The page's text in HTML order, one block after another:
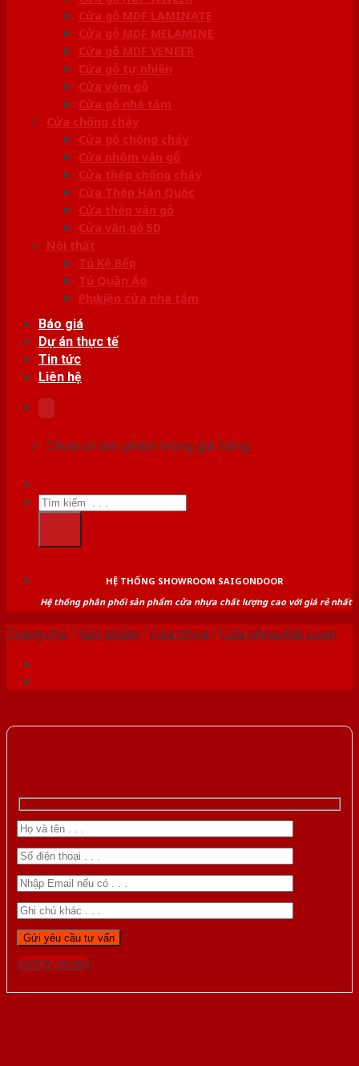
Cửa gỗ MDF LAMINATE
Cửa gỗ MDF MELAMINE
Cửa gỗ MDF VENEER
Cửa gỗ tự nhiên
Cửa vòm gỗ
Cửa gỗ nhà tắm
Cửa chống cháy
Cửa gỗ chống cháy
Cửa nhôm vân gỗ
Cửa thép chống cháy
Cửa Thép Hàn Quốc
Cửa thép vân gỗ
Cửa vân gỗ 5D
Nội thất
Tủ Kệ Bếp
Tủ Quần Áo
Phụ kiện cửa nhà tắm
Báo giá
Dự án thực tế
Tin tức
Liên hệ
Chưa có sản phẩm trong giỏ hàng.
Tìm
kiếm:
HỆ THỐNG SHOWROOM SAIGONDOOR
Hệ thống phân phối sản phẩm cửa nhựa chất lượng cao với giá rẻ nhất
Trang chủ /Sản phẩm /Cửa nhựa /Cửa nhựa Đài Loan
Gọi 0976.169.864